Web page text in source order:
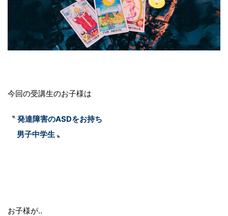
今回の受講生のお子様は
〝 発達障害のASDをお持ち
男子中学生〟
お子様が‥